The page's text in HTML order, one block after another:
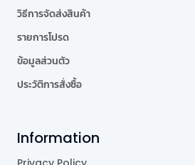
วิธีการจัดส่งสินค้า
รายการโปรด
ข้อมูลส่วนตัว
ประวัติการสั่งซื้อ
Information